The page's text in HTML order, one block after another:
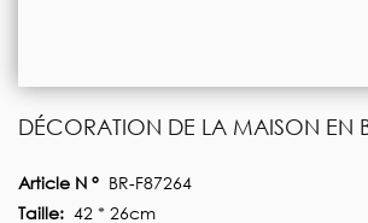
DÉCORATION DE LA MAISON EN
Article N ° BR-F87264
Taille: 42 * 26cm